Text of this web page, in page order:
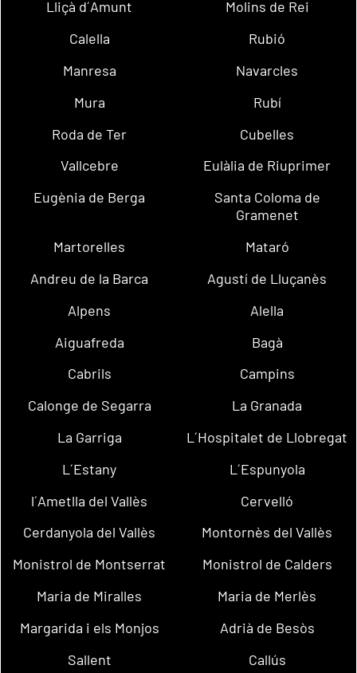
Lliçà d´Amunt
Molins de Rei
Calella
Rubió
Manresa
Navarcles
Mura
Rubí
Roda de Ter
Cubelles
Vallcebre
Eulàlia de Riuprimer
Eugènia de Berga
Santa Coloma de
Gramenet
Martorelles
Mataró
Andreu de la Barca
Agustí de Lluçanès
Alpens
Alella
Aiguafreda
Bagà
Cabrils
Campins
Calonge de Segarra
La Granada
La Garriga
L´Hospitalet de Llobregat
L´Estany
L´Espunyola
l´Ametlla del Vallès
Cervelló
Cerdanyola del Vallès
Montornès del Vallès
Monistrol de Montserrat
Monistrol de Calders
Maria de Miralles
Maria de Merlès
Margarida i els Monjos
Adrià de Besòs
Sallent
Callús